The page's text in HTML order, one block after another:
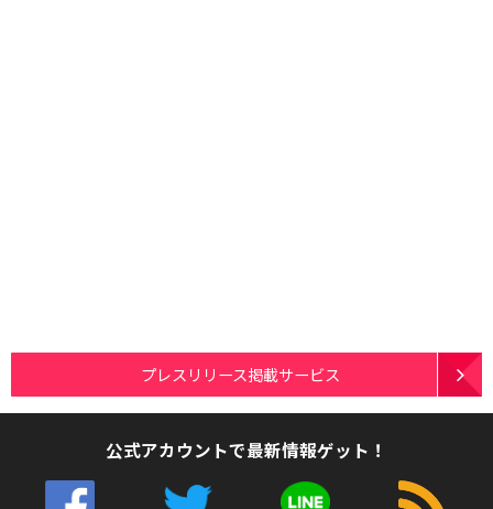
プレスリリース掲載サービス
公式アカウントで最新情報ゲット！